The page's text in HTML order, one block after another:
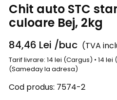
Chit auto STC
culoare Bej, 2kg
84,46 Lei /buc (TVA
Tarif livrare: 14 lei (Cargus) • 14
(Sameday la adresa)
Cod produs: 7574-2